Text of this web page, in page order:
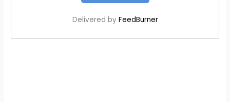
Delivered by FeedBurner